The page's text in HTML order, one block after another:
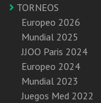
TORNEOS
Europeo 2026
Mundial 2025
JJOO Paris 2024
Europeo 2024
Mundial 2023
Juegos Med 2022